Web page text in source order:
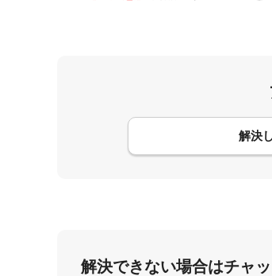
解決
コメント
解決できない場合はチャ